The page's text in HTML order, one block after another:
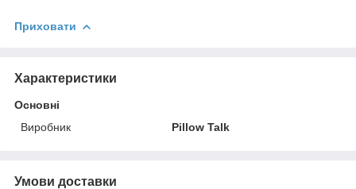
Приховати
Характеристики
Основні
Виробник
Pillow Talk
Умови доставки